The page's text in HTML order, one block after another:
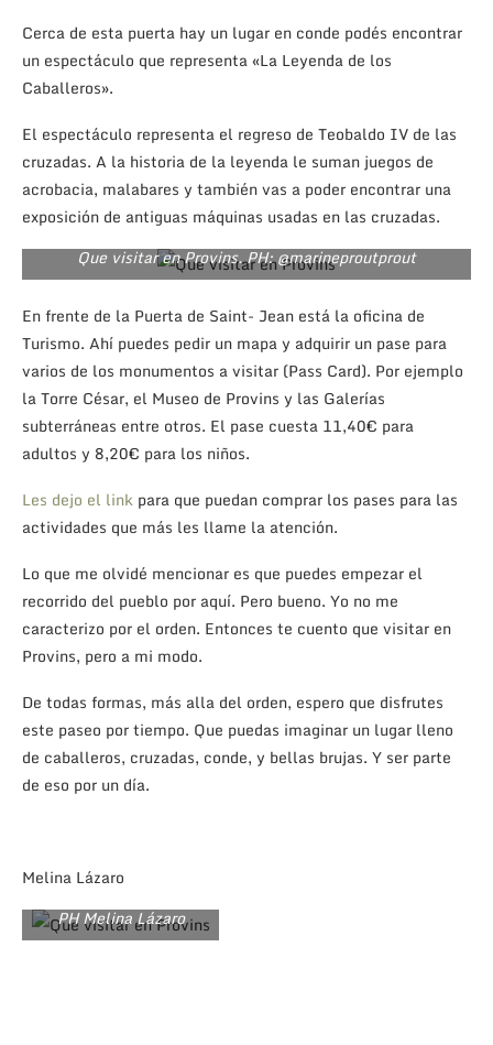
Cerca de esta puerta hay un lugar en conde podés encontrar
un espectáculo que representa «La Leyenda de los
Caballeros».
El espectáculo representa el regreso de Teobaldo IV de las
cruzadas. A la historia de la leyenda le suman juegos de
acrobacia, malabares y también vas a poder encontrar una
exposición de antiguas máquinas usadas en las cruzadas.
Que visitar en Provins. PH: @marineproutprout
En frente de la Puerta de Saint- Jean está la oficina de
Turismo. Ahí puedes pedir un mapa y adquirir un pase para
varios de los monumentos a visitar (Pass Card). Por ejemplo
la Torre César, el Museo de Provins y las Galerías
subterráneas entre otros. El pase cuesta 11,40€ para
adultos y 8,20€ para los niños.
Les dejo el link para que puedan comprar los pases para las
actividades que más les llame la atención.
Lo que me olvidé mencionar es que puedes empezar el
recorrido del pueblo por aquí. Pero bueno. Yo no me
caracterizo por el orden. Entonces te cuento que visitar en
Provins, pero a mi modo.
De todas formas, más alla del orden, espero que disfrutes
este paseo por tiempo. Que puedas imaginar un lugar lleno
de caballeros, cruzadas, conde, y bellas brujas. Y ser parte
de eso por un día.
Melina Lázaro
PH Melina Lázaro